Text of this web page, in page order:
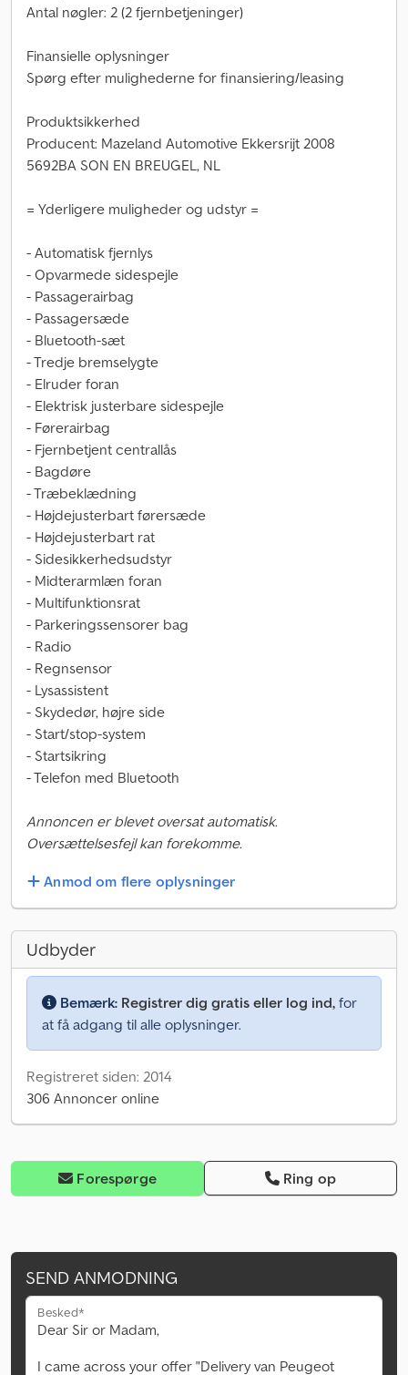
Antal nøgler: 2 (2 fjernbetjeninger)
Finansielle oplysninger
Spørg efter mulighederne for finansiering/leasing
Produktsikkerhed
Producent: Mazeland Automotive Ekkersrijt 2008
5692BA SON EN BREUGEL, NL
= Yderligere muligheder og udstyr =
- Automatisk fjernlys
- Opvarmede sidespejle
- Passagerairbag
- Passagersæde
- Bluetooth-sæt
- Tredje bremselygte
- Elruder foran
- Elektrisk justerbare sidespejle
- Førerairbag
- Fjernbetjent centrallås
- Bagdøre
- Træbeklædning
- Højdejusterbart førersæde
- Højdejusterbart rat
- Sidesikkerhedsudstyr
- Midterarmlæn foran
- Multifunktionsrat
- Parkeringssensorer bag
- Radio
- Regnsensor
- Lysassistent
- Skydedør, højre side
- Start/stop-system
- Startsikring
- Telefon med Bluetooth
Annoncen er blevet oversat automatisk.
Oversættelsesfejl kan forekomme.
Anmod om flere oplysninger
Udbyder
Bemærk: Registrer dig gratis eller log ind, for
at få adgang til alle oplysninger.
Registreret siden: 2014
306 Annoncer online
Forespørge Ring op
SEND ANMODNING
Besked*